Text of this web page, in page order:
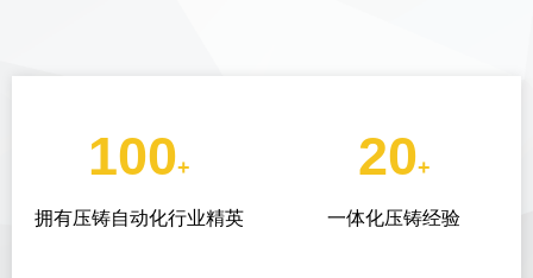
100+
拥有压铸自动化行业精英
20+
一体化压铸经验